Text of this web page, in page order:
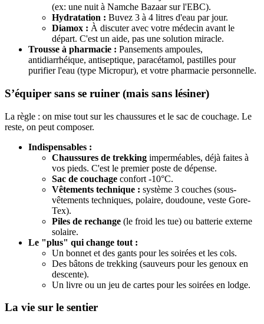
(ex: une nuit à Namche Bazaar sur l'EBC).
Hydratation : Buvez 3 à 4 litres d'eau par jour.
Diamox : À discuter avec votre médecin avant le
départ. C'est un aide, pas une solution miracle.
Trousse à pharmacie : Pansements ampoules,
antidiarrhéique, antiseptique, paracétamol, pastilles pour
purifier l'eau (type Micropur), et votre pharmacie personnelle.
S’équiper sans se ruiner (mais sans lésiner)
La règle : on mise tout sur les chaussures et le sac de couchage. Le
reste, on peut composer.
Indispensables :
Chaussures de trekking imperméables, déjà faites à
vos pieds. C'est le premier poste de dépense.
Sac de couchage confort -10°C.
Vêtements technique : système 3 couches (sous-
vêtements techniques, polaire, doudoune, veste Gore-
Tex).
Piles de rechange (le froid les tue) ou batterie externe
solaire.
Le "plus" qui change tout :
Un bonnet et des gants pour les soirées et les cols.
Des bâtons de trekking (sauveurs pour les genoux en
descente).
Un livre ou un jeu de cartes pour les soirées en lodge.
La vie sur le sentier